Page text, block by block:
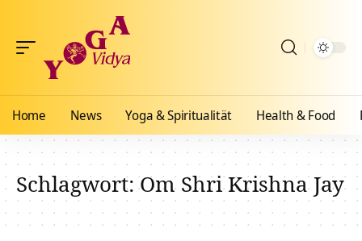
Home News Yoga & Spiritualität Health & Food
Schlagwort:Om Shri Krishna Jay